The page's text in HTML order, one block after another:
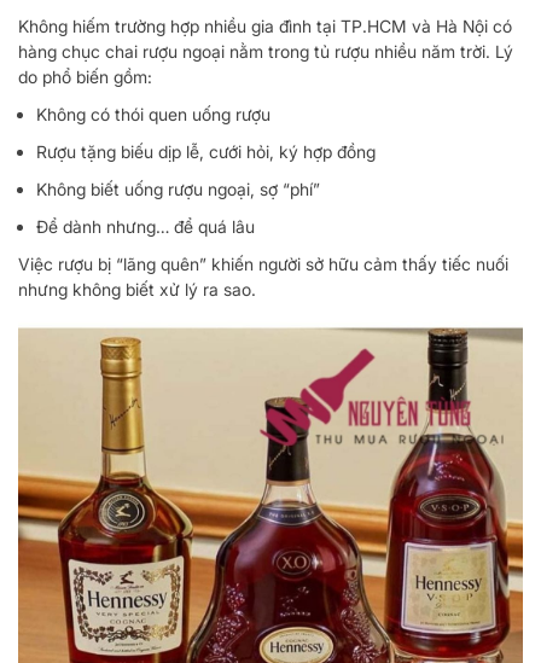
Không hiếm trường hợp nhiều gia đình tại TP.HCM và Hà Nội có
hàng chục chai rượu ngoại nằm trong tủ rượu nhiều năm trời. Lý
do phổ biến gồm:
Không có thói quen uống rượu
Rượu tặng biếu dịp lễ, cưới hỏi, ký hợp đồng
Không biết uống rượu ngoại, sợ “phí”
Để dành nhưng… để quá lâu
Việc rượu bị “lãng quên” khiến người sở hữu cảm thấy tiếc nuối
nhưng không biết xử lý ra sao.